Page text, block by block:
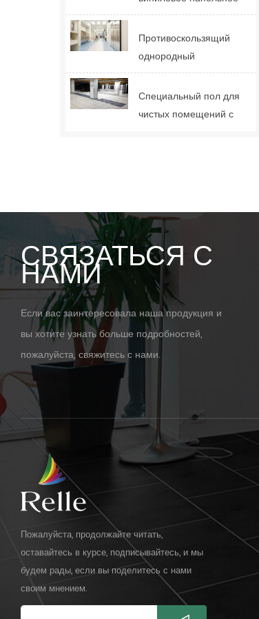
покрытие Relle Tulip
Противоскользящий
однородный
виниловый пол Relle
для больницы
Специальный пол для
чистых помещений с
СВЯЗАТЬСЯ С
НАМИ
Если вас заинтересовала наша продукция и
вы хотите узнать больше подробностей,
пожалуйста, свяжитесь с нами.
Пожалуйста, продолжайте читать,
оставайтесь в курсе, подписывайтесь, и мы
будем рады, если вы поделитесь с нами
своим мнением.